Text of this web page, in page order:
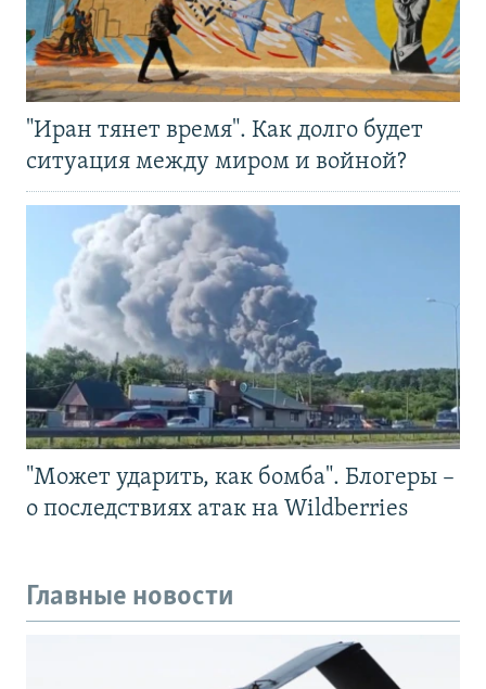
"Иран тянет время". Как долго будет
ситуация между миром и войной?
"Может ударить, как бомба". Блогеры –
о последствиях атак на Wildberries
Главные новости